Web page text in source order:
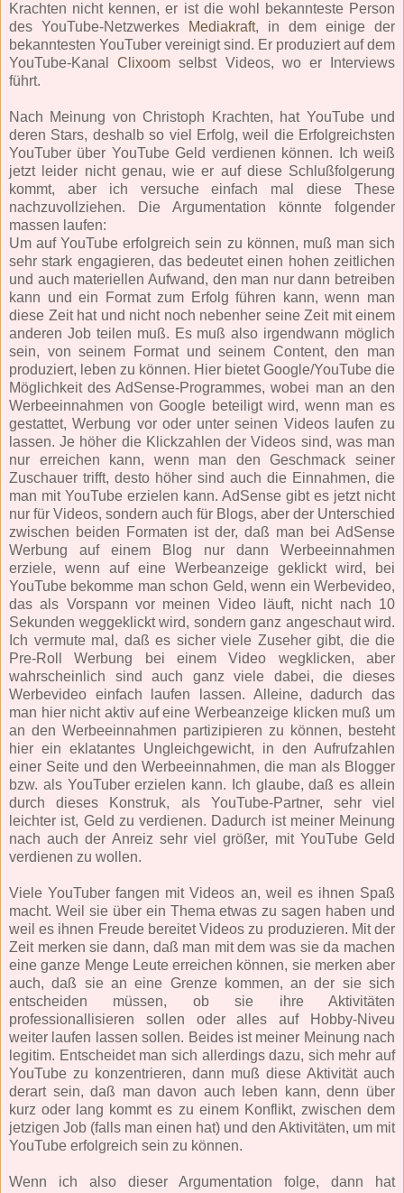
Krachten nicht kennen, er ist die wohl bekannteste Person
des YouTube-Netzwerkes
Mediakraft, in dem einige der
bekanntesten YouTuber vereinigt sind. Er produziert auf dem
YouTube-KanalClixoom selbst Videos, wo er Interviews
führt.
Nach Meinung von Christoph Krachten, hat YouTube und
deren Stars, deshalb so viel Erfolg, weil die Erfolgreichsten
YouTuber über YouTube Geld verdienen können. Ich weiß
jetzt leider nicht genau, wie er auf diese Schlußfolgerung
kommt, aber ich versuche einfach mal diese These
nachzuvollziehen. Die Argumentation könnte folgender
massen laufen:
Um auf YouTube erfolgreich sein zu können, muß man sich
sehr stark engagieren, das bedeutet einen hohen zeitlichen
und auch materiellen Aufwand, den man nur dann betreiben
kann und ein Format zum Erfolg führen kann, wenn man
diese Zeit hat und nicht noch nebenher seine Zeit mit einem
anderen Job teilen muß. Es muß also irgendwann möglich
sein, von seinem Format und seinem Content, den man
produziert, leben zu können. Hier bietet Google/YouTube die
Möglichkeit des AdSense-Programmes, wobei man an den
Werbeeinnahmen von Google beteiligt wird, wenn man es
gestattet, Werbung vor oder unter seinen Videos laufen zu
lassen. Je höher die Klickzahlen der Videos sind, was man
nur erreichen kann, wenn man den Geschmack seiner
Zuschauer trifft, desto höher sind auch die Einnahmen, die
man mit YouTube erzielen kann. AdSense gibt es jetzt nicht
nur für Videos, sondern auch für Blogs, aber der Unterschied
zwischen beiden Formaten ist der, daß man bei AdSense
Werbung auf einem Blog nur dann Werbeeinnahmen
erziele, wenn auf eine Werbeanzeige geklickt wird, bei
YouTube bekomme man schon Geld, wenn ein Werbevideo,
das als Vorspann vor meinen Video läuft, nicht nach 10
Sekunden weggeklickt wird, sondern ganz angeschaut wird.
Ich vermute mal, daß es sicher viele Zuseher gibt, die die
Pre-Roll Werbung bei einem Video wegklicken, aber
wahrscheinlich sind auch ganz viele dabei, die dieses
Werbevideo einfach laufen lassen. Alleine, dadurch das
man hier nicht aktiv auf eine Werbeanzeige klicken muß um
an den Werbeeinnahmen partizipieren zu können, besteht
hier ein eklatantes Ungleichgewicht, in den Aufrufzahlen
einer Seite und den Werbeeinnahmen, die man als Blogger
bzw. als YouTuber erzielen kann. Ich glaube, daß es allein
durch dieses Konstruk, als YouTube-Partner, sehr viel
leichter ist, Geld zu verdienen. Dadurch ist meiner Meinung
nach auch der Anreiz sehr viel größer, mit YouTube Geld
verdienen zu wollen.
Viele YouTuber fangen mit Videos an, weil es ihnen Spaß
macht. Weil sie über ein Thema etwas zu sagen haben und
weil es ihnen Freude bereitet Videos zu produzieren. Mit der
Zeit merken sie dann, daß man mit dem was sie da machen
eine ganze Menge Leute erreichen können, sie merken aber
auch, daß sie an eine Grenze kommen, an der sie sich
entscheiden müssen, ob sie ihre Aktivitäten
professionallisieren sollen oder alles auf Hobby-Niveu
weiter laufen lassen sollen. Beides ist meiner Meinung nach
legitim. Entscheidet man sich allerdings dazu, sich mehr auf
YouTube zu konzentrieren, dann muß diese Aktivität auch
derart sein, daß man davon auch leben kann, denn über
kurz oder lang kommt es zu einem Konflikt, zwischen dem
jetzigen Job (falls man einen hat) und den Aktivitäten, um mit
YouTube erfolgreich sein zu können.
Wenn ich also dieser Argumentation folge, dann hat